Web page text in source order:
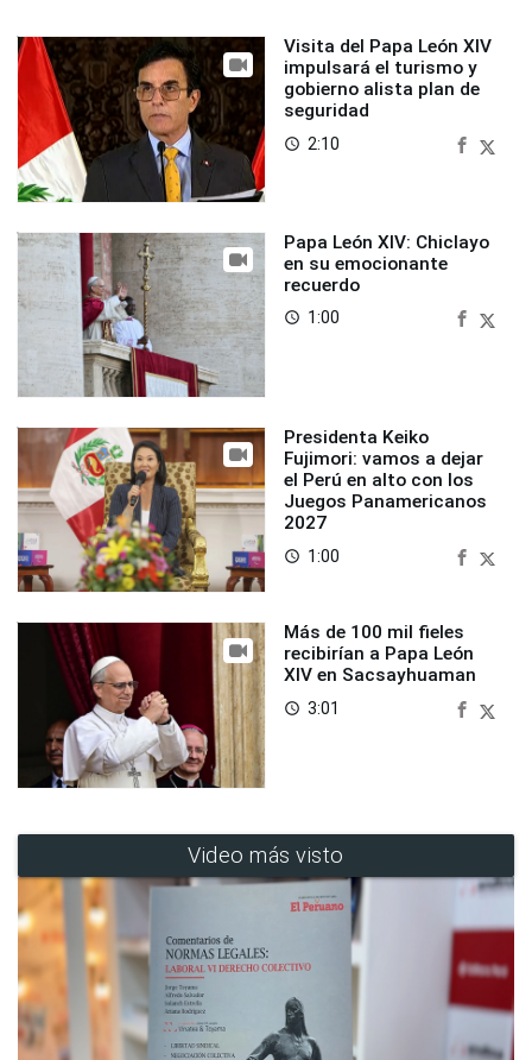
Visita del Papa León XIV
impulsará el turismo y
gobierno alista plan de
seguridad
access_time 2:10
Papa León XIV: Chiclayo
en su emocionante
recuerdo
access_time 1:00
Presidenta Keiko
Fujimori: vamos a dejar
el Perú en alto con los
Juegos Panamericanos
2027
access_time 1:00
Más de 100 mil fieles
recibirían a Papa León
XIV en Sacsayhuaman
access_time 3:01
Video más visto